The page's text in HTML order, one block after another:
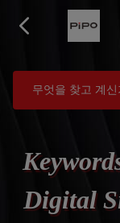
Digital